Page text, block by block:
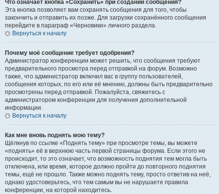
Что означает кнопка «Сохранить» при создании сообщения?
Эта кнопка позволяет вам сохранять сообщения для того, чтобы
закончить и отправить их позже. Для загрузки сохранённого сообщения
перейдите в параграф «Черновики» личного раздела.
Вернуться к началу
Почему моё сообщение требует одобрения?
Администратор конференции может решить, что сообщения требуют
предварительного просмотра перед отправкой на форум. Возможно
также, что администратор включил вас в группу пользователей,
сообщения которых, по его или её мнению, должны быть предварительно
просмотрены перед отправкой. Пожалуйста, свяжитесь с
администратором конференции для получения дополнительной
информации.
Вернуться к началу
Как мне вновь поднять мою тему?
Щёлкнув по ссылке «Поднять тему» при просмотре темы, вы можете
«поднять» её в верхнюю часть первой страницы форума. Если этого не
происходит, то это означает, что возможность поднятия тем могла быть
отключена, или время, которое должно пройти до повторного поднятия
темы, ещё не прошло. Также можно поднять тему, просто ответив на неё,
однако удостоверьтесь, что тем самым вы не нарушаете правила
конференции, на которой находитесь.